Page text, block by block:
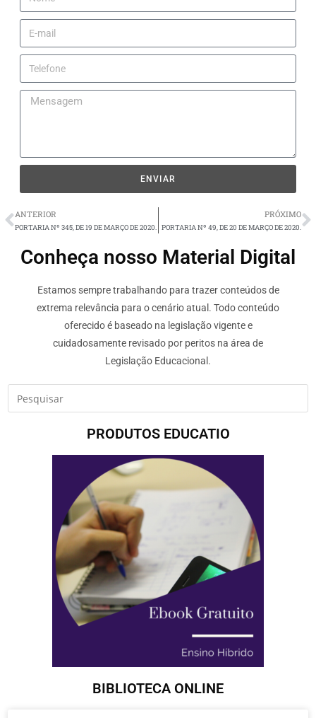
ENVIAR
ANTERIOR
PORTARIA Nº 345, DE 19 DE MARÇO DE 2020.
PRÓXIMO
PORTARIA Nº 49, DE 20 DE MARÇO DE 2020.
Conheça nosso Material Digital
Estamos sempre trabalhando para trazer conteúdos de
extrema relevância para o cenário atual. Todo conteúdo
oferecido é baseado na legislação vigente e
cuidadosamente revisado por peritos na área de
Legislação Educacional.
PRODUTOS EDUCATIO
BIBLIOTECA ONLINE